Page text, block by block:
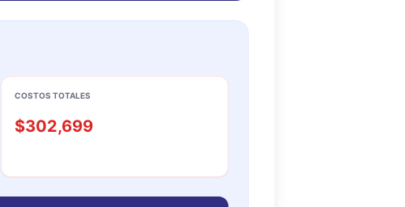
COSTOS TOTALES
$302,699